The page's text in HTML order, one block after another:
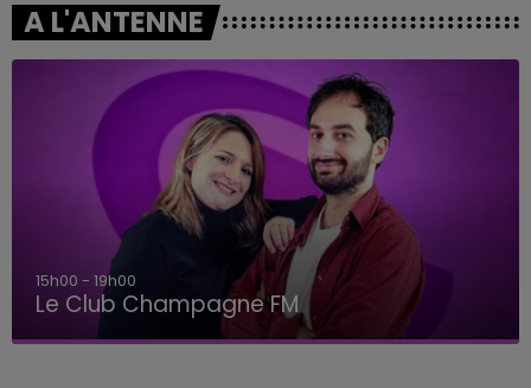
A L'ANTENNE
15h00 - 19h00
Le Club Champagne FM